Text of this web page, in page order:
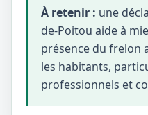
À retenir : une
de-Poitou aide à
présence du frelon
les habitants,
professionnels et